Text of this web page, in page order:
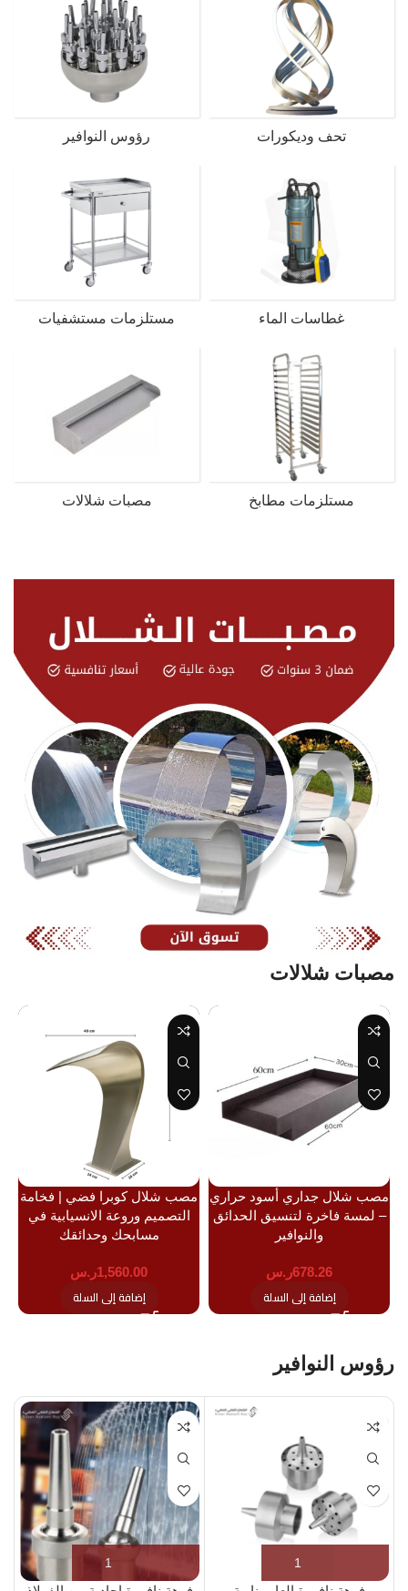
تحف وديكورات رؤوس النوافير
غطاسات الماء مستلزمات مستشفيات
مستلزمات مطابخ مصبات شلالات
مصبات شلالات
مصب شلال جداري أسود حراري
– لمسة فاخرة لتنسيق الحدائق
والنوافير
678.26ر.س
إضافة إلى السلة
مصب شلال كوبرا فضي | فخامة
التصميم وروعة الانسيابية في
مسابحك وحدائقك
1,560.00ر.س
إضافة إلى السلة
رؤوس النوافير